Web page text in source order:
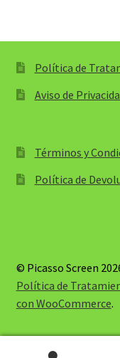
Política de
Aviso de
Términos y
Política de
© Picasso Screen
Política de
con WooCommerce.